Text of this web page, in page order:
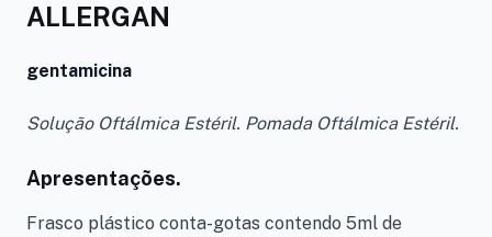
ALLERGAN
gentamicina
Solução Oftálmica Estéril. Pomada Oftálmica Estéril.
Apresentações.
Frasco plástico conta-gotas contendo 5ml de